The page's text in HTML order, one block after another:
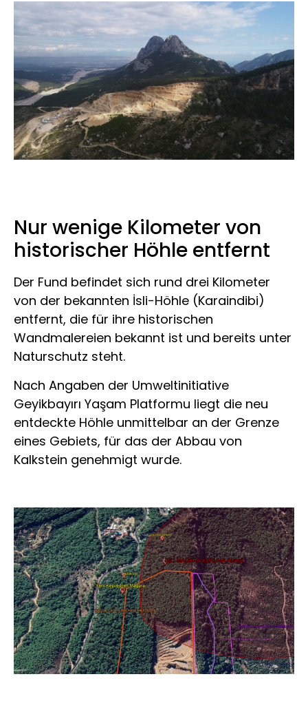
Nur wenige Kilometer von
historischer Höhle entfernt
Der Fund befindet sich rund drei Kilometer
von der bekannten İsli-Höhle (Karaindibi)
entfernt, die für ihre historischen
Wandmalereien bekannt ist und bereits unter
Naturschutz steht.
Nach Angaben der Umweltinitiative
Geyikbayırı Yaşam Platformu liegt die neu
entdeckte Höhle unmittelbar an der Grenze
eines Gebiets, für das der Abbau von
Kalkstein genehmigt wurde.